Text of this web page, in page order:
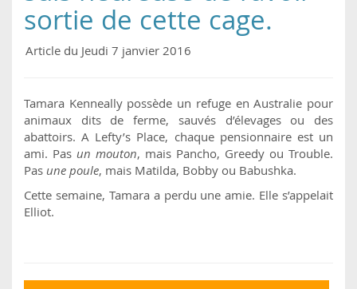
sortie de cette cage.
Article du Jeudi 7 janvier 2016
Tamara Kenneally possède un refuge en Australie pour
animaux dits de ferme, sauvés d’élevages ou des
abattoirs. A Lefty’s Place, chaque pensionnaire est un
ami. Pas un mouton, mais Pancho, Greedy ou Trouble.
Pas une poule, mais Matilda, Bobby ou Babushka.
Cette semaine, Tamara a perdu une amie. Elle s’appelait
Elliot.